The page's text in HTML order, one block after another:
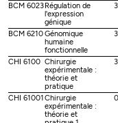
BCM 6023Régulation de
l'expression
génique
BCM 6210Génomique
humaine
fonctionnelle
CHI 6100 Chirurgie
expérimentale :
théorie et
pratique
CHI 61001Chirurgie
expérimentale :
théorie et